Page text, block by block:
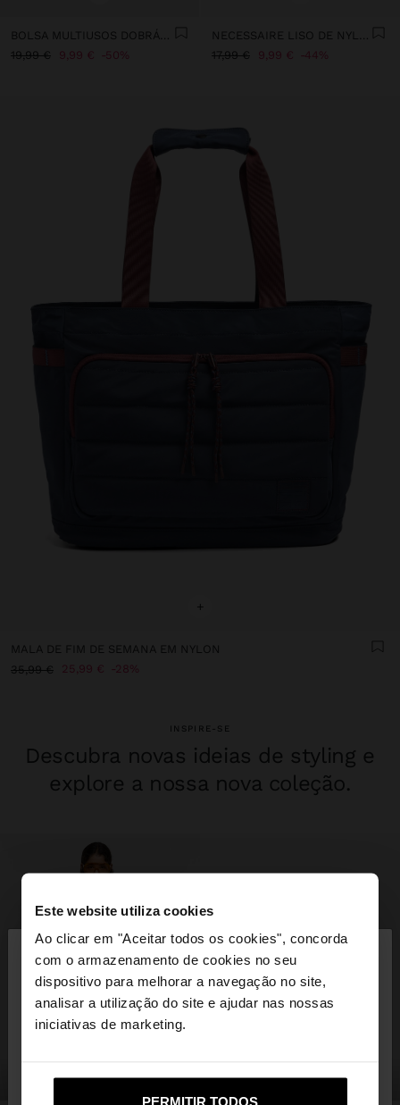
Este website utiliza cookies
Ao clicar em "Aceitar todos os cookies", concorda
com o armazenamento de cookies no seu
dispositivo para melhorar a navegação no site,
analisar a utilização do site e ajudar nas nossas
iniciativas de marketing.
PERMITIR TODOS
Está a aceder ao site a partir de Portugal. Deseja
navegar no nosso site United States?
BOLSA MULTIUSOS DOBRÁVEL REPELENTE À ÁGUA
19,99 € 9,99 € 50%
NECESSAIRE LISO DE NYLON
17,99 € 9,99 € 44%
+
MALA DE FIM DE SEMANA EM NYLON
35,99 € 25,99 € 28%
INSPIRE-SE
Descubra novas ideias de styling e
explore a nossa nova coleção.
roupa malas